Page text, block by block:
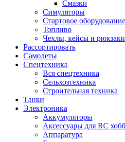
Смазки
Симуляторы
Стартовое
Топливо
Чехлы, кейсы и рюкзаки
Рассортировать
Самолеты
Спецтехника
Вся спецтехника
Сельхозтехника
Строительная техника
Танки
Электроника
Аккумуляторы
Аксессуары для RC
Аппаратура